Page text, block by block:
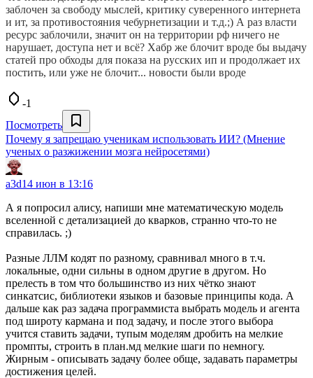
заблочен за свободу мыслей, критику суверенного интернета
и ит, за противостояния чебурнетизации и т.д.;) А раз власти
ресурс заблочили, значит он на территории рф ничего не
нарушает, доступа нет и всё? Хабр же блочит вроде бы выдачу
статей про обходы для показа на русских ип и продолжает их
постить, или уже не блочит... новости были вроде
-1
Посмотреть
Почему я запрещаю ученикам использовать ИИ? (Мнение
ученых о разжижении мозга нейросетями)
a3d14 июн в 13:16
А я попросил алису, напиши мне математическую модель
вселенной с детализацией до кварков, странно что-то не
справилась. ;)
Разные ЛЛМ кодят по разному, сравнивал много в т.ч.
локальные, одни сильны в одном другие в другом. Но
прелесть в том что большинство из них чётко знают
синкатсис, библиотеки языков и базовые принципы кода. А
дальше как раз задача программиста выбрать модель и агента
под широту кармана и под задачу, и после этого выбора
учится ставить задачи, тупым моделям дробить на мелкие
промпты, строить в план.мд мелкие шаги по немногу.
Жирным - описывать задачу более обще, задавать параметры
достижения целей.